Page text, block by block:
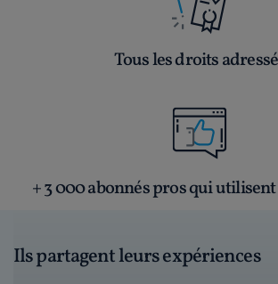
Tous les droits
+ 3 000 abonnés pros qui
Ils partagent leurs expériences